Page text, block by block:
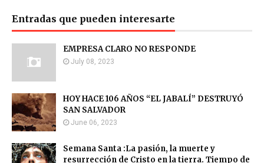
Entradas que pueden interesarte
EMPRESA CLARO NO RESPONDE
July 08, 2023
HOY HACE 106 AÑOS “EL JABALÍ” DESTRUYÓ
SAN SALVADOR
June 06, 2023
Semana Santa :La pasión, la muerte y
resurrección de Cristo en la tierra. Tiempo de